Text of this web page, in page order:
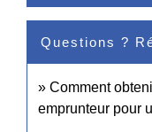
Questions ?
Comment
emprunteur pour